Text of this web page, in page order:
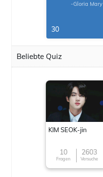
-Gloria Mary
30
Beliebte Quiz
KIM SEOK-jin
10
Fragen
2603
Versuche